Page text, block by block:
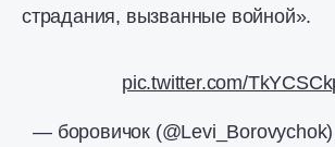
страдания, вызванные войной».
pic.twitter.com/
— боровичок (@Levi_Borovychok)